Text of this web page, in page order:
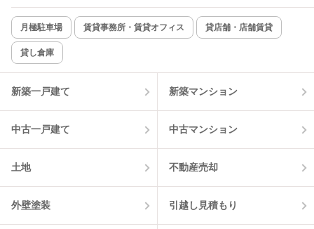
新着のみ インターネット無料
該当件数:
4件
月極駐車場 賃貸事務所・賃貸オフィス 貸店舗・店舗賃貸
貸し倉庫
新築一戸建て 新築マンション
中古一戸建て 中古マンション
土地 不動産売却
外壁塗装 引越し見積もり